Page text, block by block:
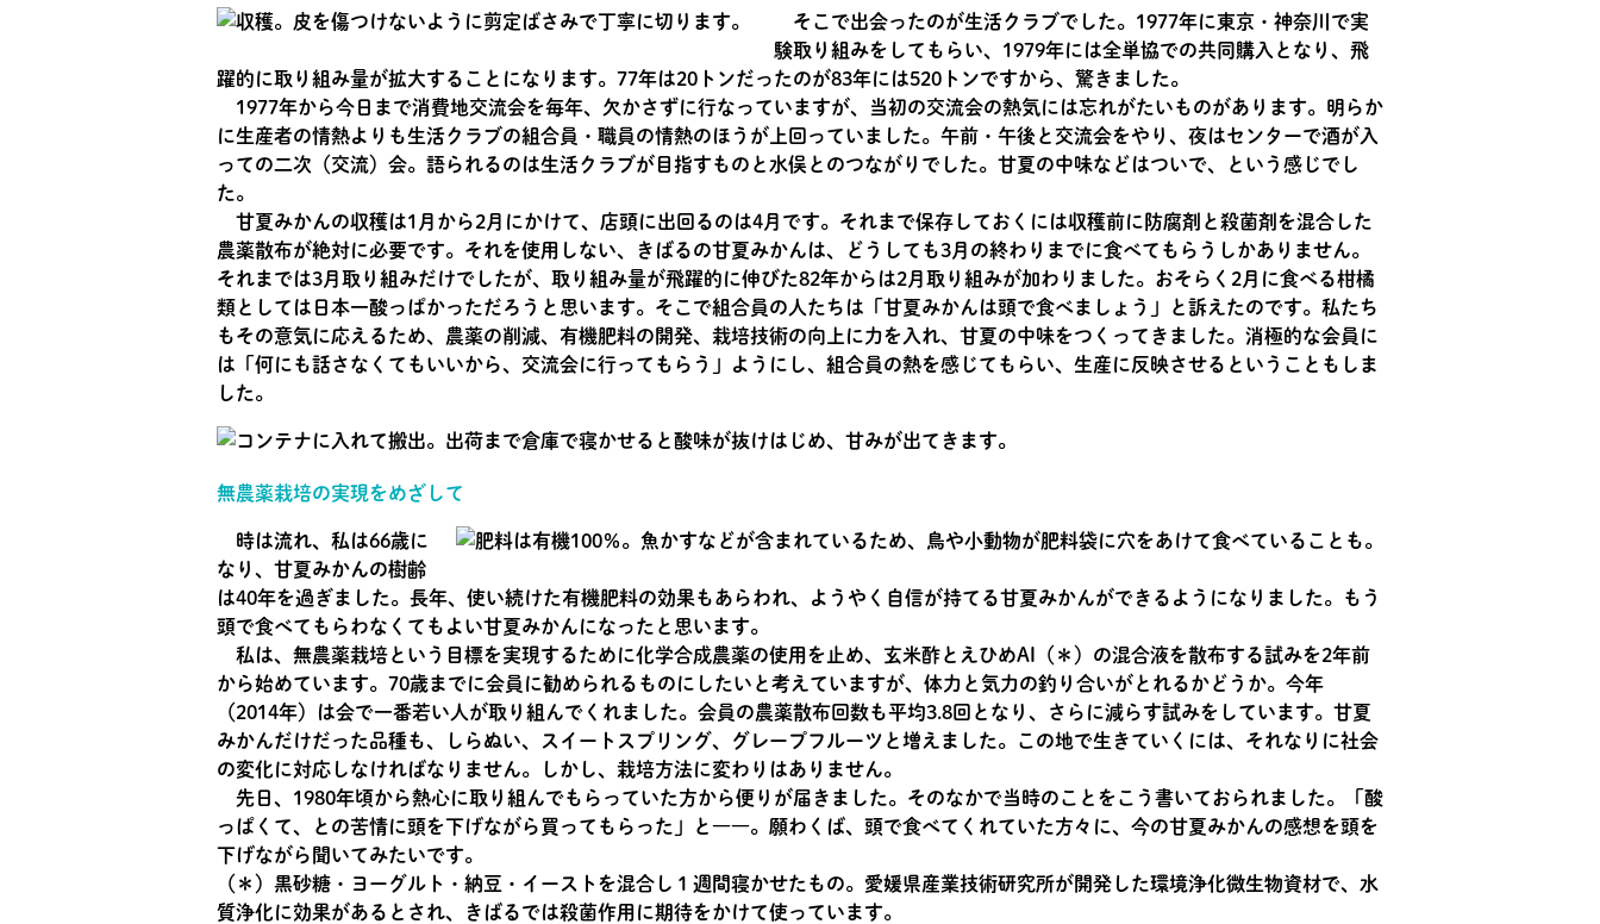
そこで出会ったのが生活クラブでした。1977年に東京・神奈川で実
験取り組みをしてもらい、1979年には全単協での共同購入となり、飛
躍的に取り組み量が拡大することになります。77年は20トンだったのが83年には520トンですから、驚きました。
1977年から今日まで消費地交流会を毎年、欠かさずに行なっていますが、当初の交流会の熱気には忘れがたいものがあります。明らか
に生産者の情熱よりも生活クラブの組合員・職員の情熱のほうが上回っていました。午前・午後と交流会をやり、夜はセンターで酒が入
っての二次（交流）会。語られるのは生活クラブが目指すものと水俣とのつながりでした。甘夏の中味などはついで、という感じでし
た。
甘夏みかんの収穫は1月から2月にかけて、店頭に出回るのは4月です。それまで保存しておくには収穫前に防腐剤と殺菌剤を混合した
農薬散布が絶対に必要です。それを使用しない、きばるの甘夏みかんは、どうしても3月の終わりまでに食べてもらうしかありません。
それまでは3月取り組みだけでしたが、取り組み量が飛躍的に伸びた82年からは2月取り組みが加わりました。おそらく2月に食べる柑橘
類としては日本一酸っぱかっただろうと思います。そこで組合員の人たちは「甘夏みかんは頭で食べましょう」と訴えたのです。私たち
もその意気に応えるため、農薬の削減、有機肥料の開発、栽培技術の向上に力を入れ、甘夏の中味をつくってきました。消極的な会員に
は「何にも話さなくてもいいから、交流会に行ってもらう」ようにし、組合員の熱を感じてもらい、生産に反映させるということもしま
した。
無農薬栽培の実現をめざして
時は流れ、私は66歳に
なり、甘夏みかんの樹齢
は40年を過ぎました。長年、使い続けた有機肥料の効果もあらわれ、ようやく自信が持てる甘夏みかんができるようになりました。もう
頭で食べてもらわなくてもよい甘夏みかんになったと思います。
私は、無農薬栽培という目標を実現するために化学合成農薬の使用を止め、玄米酢とえひめAI（＊）の混合液を散布する試みを2年前
から始めています。70歳までに会員に勧められるものにしたいと考えていますが、体力と気力の釣り合いがとれるかどうか。今年
（2014年）は会で一番若い人が取り組んでくれました。会員の農薬散布回数も平均3.8回となり、さらに減らす試みをしています。甘夏
みかんだけだった品種も、しらぬい、スイートスプリング、グレープフルーツと増えました。この地で生きていくには、それなりに社会
の変化に対応しなければなりません。しかし、栽培方法に変わりはありません。
先日、1980年頃から熱心に取り組んでもらっていた方から便りが届きました。そのなかで当時のことをこう書いておられました。「酸
っぱくて、との苦情に頭を下げながら買ってもらった」と――。願わくば、頭で食べてくれていた方々に、今の甘夏みかんの感想を頭を
下げながら聞いてみたいです。
（＊）黒砂糖・ヨーグルト・納豆・イーストを混合し１週間寝かせたもの。愛媛県産業技術研究所が開発した環境浄化微生物資材で、水
質浄化に効果があるとされ、きばるでは殺菌作用に期待をかけて使っています。